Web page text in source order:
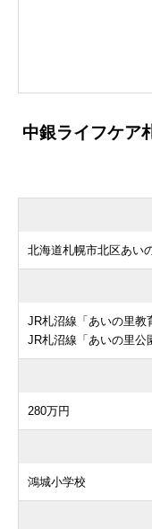
中銀ライフケア
北海道札幌市北区あい
JR札沼線「あいの里教
JR札沼線「あいの里公
280万円
鴻城小学校